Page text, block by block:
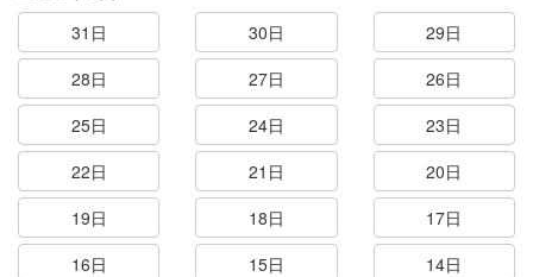
31日 30日
29日
28日
27日
26日
25日
24日
23日
22日
21日
20日
19日
18日
17日
16日
15日
14日